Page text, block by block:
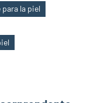
la piel